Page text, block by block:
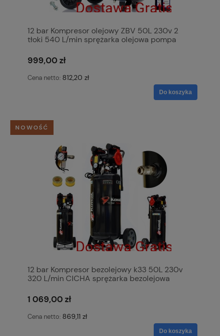
12 bar Kompresor olejowy ZBV 50L 230v 2
tłoki 540 L/min sprężarka olejowa pompa
999,00 zł
Cena netto: 812,20 zł
Do koszyka
12 bar Kompresor bezolejowy k33 50L 230v
320 L/min CICHA sprężarka bezolejowa
1 069,00 zł
Cena netto: 869,11 zł
Do koszyka
NOWOŚĆ